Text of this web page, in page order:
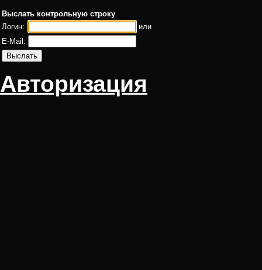
Выслать контрольную строку
Логин:
или
E-Mail:
Авторизация